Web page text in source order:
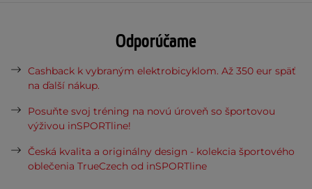
Odporúčame
Cashback k vybraným elektrobicyklom. Až 350 eur späť
na ďalší nákup.
Posuňte svoj tréning na novú úroveň so športovou
výživou inSPORTline!
Česká kvalita a originálny design - kolekcia športového
oblečenia TrueCzech od inSPORTline